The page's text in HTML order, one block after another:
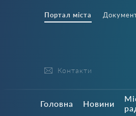
Портал міста
Контакти
Головна Новини